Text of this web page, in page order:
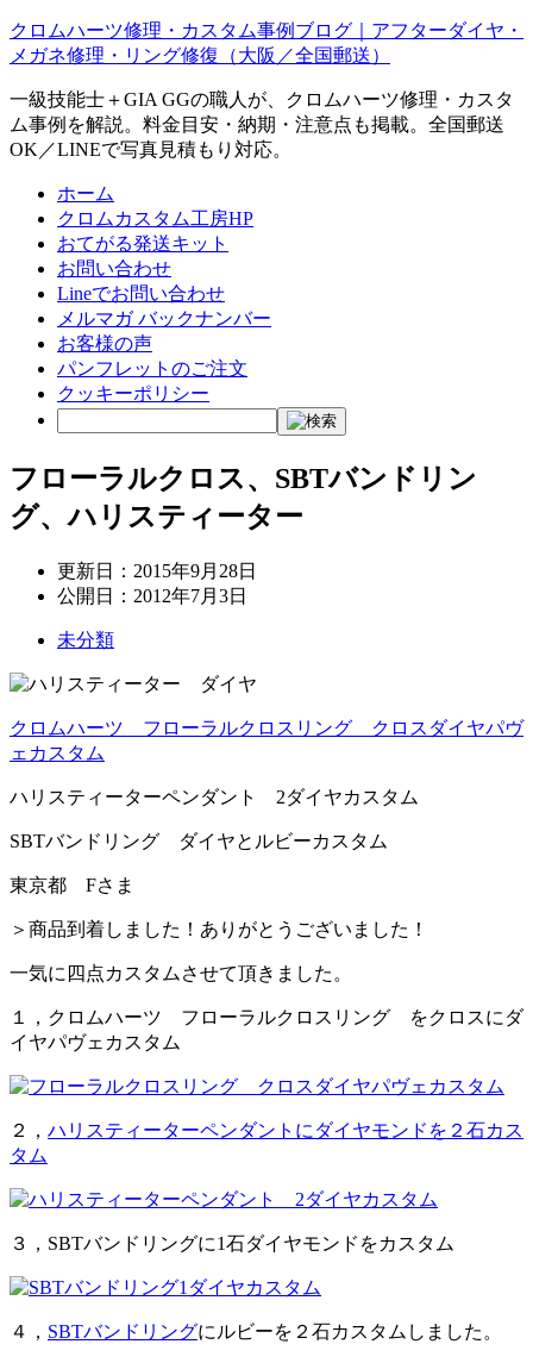
クロムハーツ修理・カスタム事例ブログ｜アフターダイヤ・
メガネ修理・リング修復（大阪／全国郵送）
一級技能士＋GIA GGの職人が、クロムハーツ修理・カスタ
ム事例を解説。料金目安・納期・注意点も掲載。全国郵送
OK／LINEで写真見積もり対応。
ホーム
クロムカスタム工房HP
おてがる発送キット
お問い合わせ
Lineでお問い合わせ
メルマガ バックナンバー
お客様の声
パンフレットのご注文
クッキーポリシー
フローラルクロス、SBTバンドリン
グ、ハリスティーター
更新日： 2015年9月28日
公開日： 2012年7月3日
未分類
クロムハーツ フローラルクロスリング クロスダイヤパヴ
ェカスタム
ハリスティーターペンダント 2ダイヤカスタム
SBTバンドリング ダイヤとルビーカスタム
東京都 Fさま
＞商品到着しました！ありがとうございました！
一気に四点カスタムさせて頂きました。
１，クロムハーツ フローラルクロスリング をクロスにダ
イヤパヴェカスタム
２， ハリスティーターペンダントにダイヤモンドを２石カス
タム
３，SBTバンドリングに1石ダイヤモンドをカスタム
４， SBTバンドリングにルビーを２石カスタムしました。